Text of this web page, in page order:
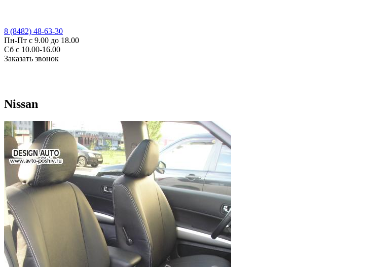
8 (8482) 48-63-30
Пн-Пт с 9.00 до 18.00
Сб с 10.00-16.00
Заказать звонок
Nissan